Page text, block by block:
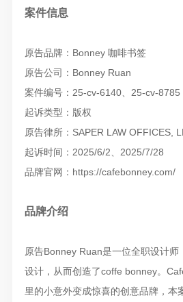
案件信息
原告品牌：Bonney 咖啡书签
原告公司：Bonney Ruan
案件编号：25-cv-6140、25-cv-8785
起诉类型：版权
原告律所：SAPER LAW OFFICES,
起诉时间：2025/6/2、2025/7/28
品牌官网：https://cafebonney.com/
品牌介绍
原告Bonney Ruan是一位全职设计师
设计，从而创造了coffe bonney。
里的小意外变成惊喜的创意品牌，本